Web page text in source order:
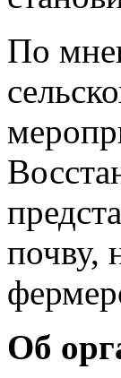
По
почву,
Об